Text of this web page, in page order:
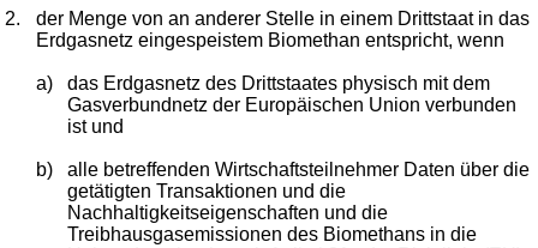
2.
der Menge von an anderer Stelle in einem Drittstaat in das
Erdgasnetz eingespeistem Biomethan entspricht, wenn
a)
das Erdgasnetz des Drittstaates physisch mit dem
Gasverbundnetz der Europäischen Union verbunden
ist und
b)
alle betreffenden Wirtschaftsteilnehmer Daten über die
getätigten Transaktionen und die
Nachhaltigkeitseigenschaften und die
Treibhausgasemissionen des Biomethans in die